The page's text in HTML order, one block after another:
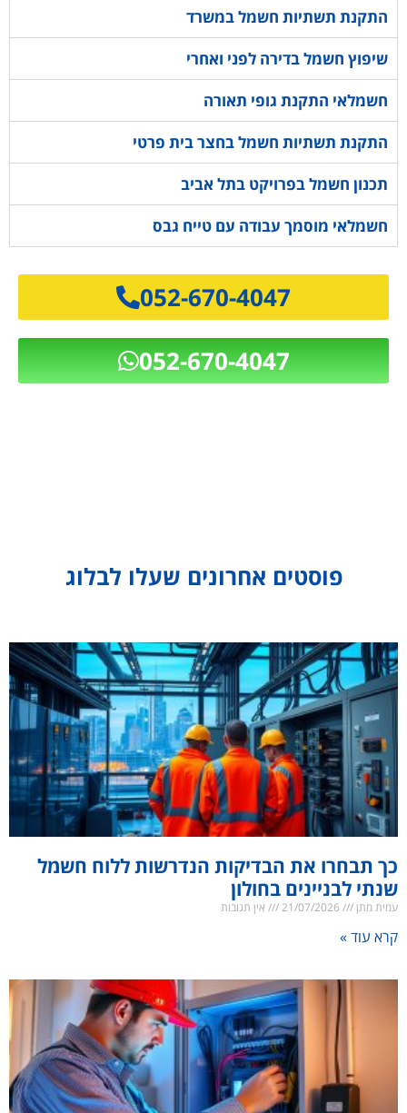
התקנת תשתיות חשמל במשרד
שיפוץ חשמל בדירה לפני ואחרי
חשמלאי התקנת גופי תאורה
התקנת תשתיות חשמל בחצר בית פרטי
תכנון חשמל בפרויקט בתל אביב
חשמלאי מוסמך עבודה עם טייח גבס
052-670-4047
052-670-4047
פוסטים אחרונים שעלו לבלוג
כך תבחרו את הבדיקות הנדרשות ללוח חשמל
שנתי לבניינים בחולון
עמית מתן 21/07/2026 אין תגובות
קרא עוד »